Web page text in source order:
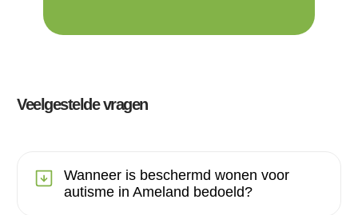
Veelgestelde vragen
Wanneer is beschermd wonen voor
autisme in Ameland bedoeld?